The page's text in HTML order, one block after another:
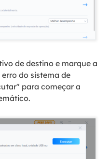
de destino e marque a
do sistema de
para começar a